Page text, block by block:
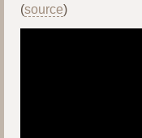
(source)